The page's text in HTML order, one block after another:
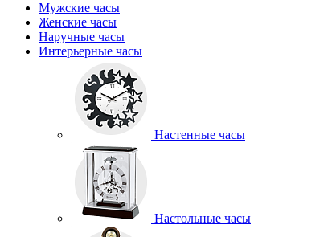
Мужские часы
Женские часы
Наручные часы
Интерьерные часы
Настенные часы
Настольные часы